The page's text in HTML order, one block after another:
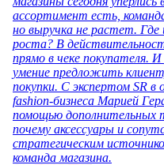
ассортимент есть,
но выручка не растет.
роста? В
прямо в чеке покупателя.
умение предложить
покупки. С экспертом SR в
fashion-бизнеса Марией
помощью дополнительных
почему аксессуары и
стратегическим
команда магазина.